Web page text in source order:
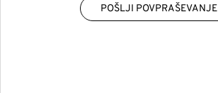
POŠLJI POVPRAŠEVANJE